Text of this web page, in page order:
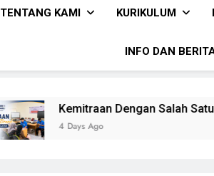
TENTANG KAMI KURIKULUM
INFO DAN
Kemitraan Dengan Salah Satu Brand
4 Days Ago